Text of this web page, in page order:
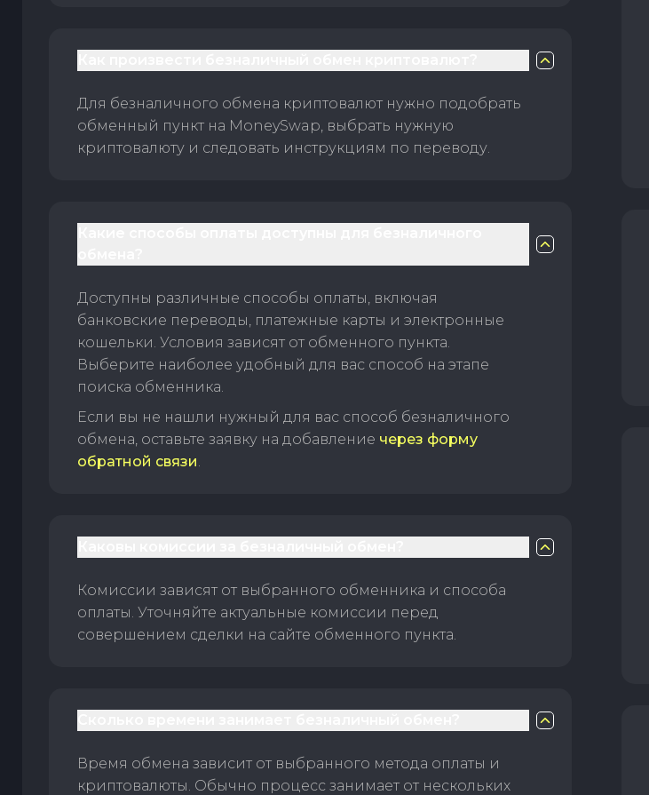
Для безналичного обмена криптовалют нужно подобрать
обменный пункт на MoneySwap, выбрать нужную
криптовалюту и следовать инструкциям по переводу.
Доступны различные способы оплаты, включая
банковские переводы, платежные карты и электронные
кошельки. Условия зависят от обменного пункта.
Выберите наиболее удобный для вас способ на этапе
поиска обменника.
Если вы не нашли нужный для вас способ безналичного
обмена, оставьте заявку на добавление через форму
обратной связи.
Комиссии зависят от выбранного обменника и способа
оплаты. Уточняйте актуальные комиссии перед
совершением сделки на сайте обменного пункта.
Время обмена зависит от выбранного метода оплаты и
криптовалюты. Обычно процесс занимает от нескольких